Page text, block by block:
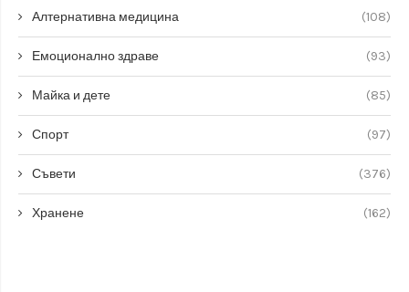
Алтернативна медицина (108)
Емоционално здраве (93)
Майка и дете (85)
Спорт (97)
Съвети (376)
Хранене (162)